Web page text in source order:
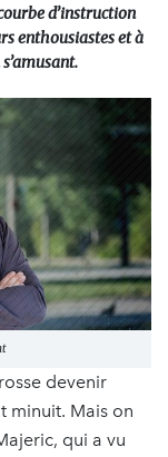
d’instruction
enthousiastes et à
devenir
minuit. Mais on
qui a vu